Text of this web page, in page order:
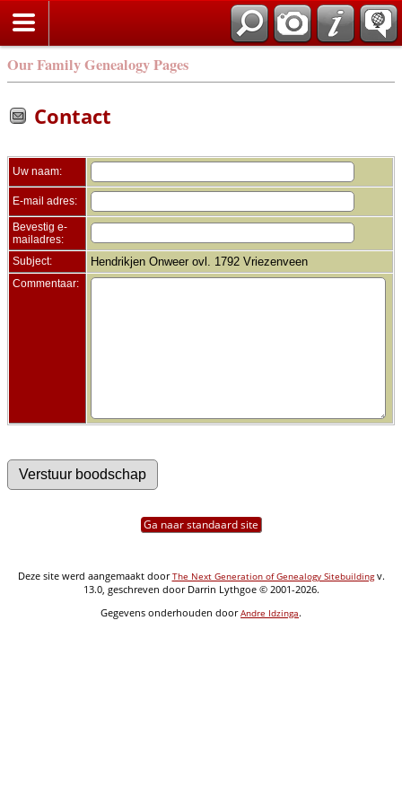
Our Family Genealogy Pages
Contact
Uw naam:
E-mail adres:
Bevestig e-
mailadres:
Subject:
Hendrikjen Onweer ovl. 1792 Vriezenveen
Commentaar:
Ga naar standaard site
Deze site werd aangemaakt doorThe Next Generation of Genealogy Sitebuildingv.
13.0, geschreven door Darrin Lythgoe © 2001-2026.
Gegevens onderhouden doorAndre Idzinga.